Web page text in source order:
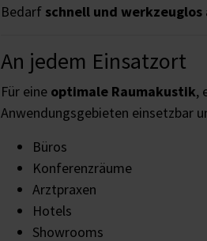
Bedarf schnell und werkzeuglos
An jedem Einsatzort
Für eine optimale Raumakustik,
Anwendungsgebieten einsetzbar
Büros
Konferenzräume
Arztpraxen
Hotels
Showrooms